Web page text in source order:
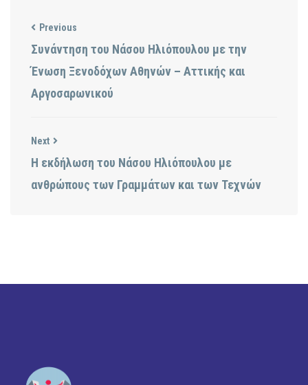
Previous
Συνάντηση του Νάσου Ηλιόπουλου με την
Ένωση Ξενοδόχων Αθηνών – Αττικής και
Αργοσαρωνικού
Next
Η εκδήλωση του Νάσου Ηλιόπουλου με
ανθρώπους των Γραμμάτων και των Τεχνών